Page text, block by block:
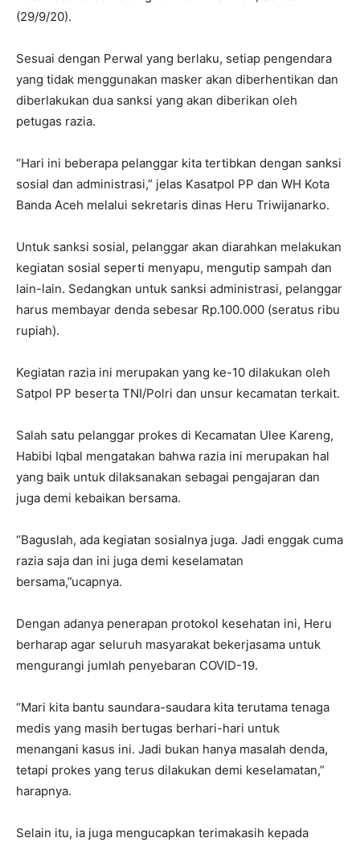
(29/9/20).
Sesuai dengan Perwal yang berlaku, setiap pengendara
yang tidak menggunakan masker akan diberhentikan dan
diberlakukan dua sanksi yang akan diberikan oleh
petugas razia.
“Hari ini beberapa pelanggar kita tertibkan dengan sanksi
sosial dan administrasi,” jelas Kasatpol PP dan WH Kota
Banda Aceh melalui sekretaris dinas Heru Triwijanarko.
Untuk sanksi sosial, pelanggar akan diarahkan melakukan
kegiatan sosial seperti menyapu, mengutip sampah dan
lain-lain. Sedangkan untuk sanksi administrasi, pelanggar
harus membayar denda sebesar Rp.100.000 (seratus ribu
rupiah).
Kegiatan razia ini merupakan yang ke-10 dilakukan oleh
Satpol PP beserta TNI/Polri dan unsur kecamatan terkait.
Salah satu pelanggar prokes di Kecamatan Ulee Kareng,
Habibi Iqbal mengatakan bahwa razia ini merupakan hal
yang baik untuk dilaksanakan sebagai pengajaran dan
juga demi kebaikan bersama.
“Baguslah, ada kegiatan sosialnya juga. Jadi enggak cuma
razia saja dan ini juga demi keselamatan
bersama,”ucapnya.
Dengan adanya penerapan protokol kesehatan ini, Heru
berharap agar seluruh masyarakat bekerjasama untuk
mengurangi jumlah penyebaran COVID-19.
“Mari kita bantu saundara-saudara kita terutama tenaga
medis yang masih bertugas berhari-hari untuk
menangani kasus ini. Jadi bukan hanya masalah denda,
tetapi prokes yang terus dilakukan demi keselamatan,”
harapnya.
Selain itu, ia juga mengucapkan terimakasih kepada